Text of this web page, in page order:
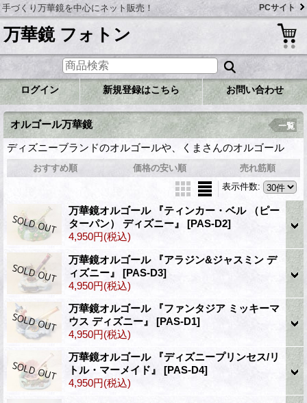
手づくり万華鏡を中心にネット販売！ PCサイト
万華鏡 フォトン
ログイン 新規登録はこちら お問い合わせ
オルゴール万華鏡
ディズニーブランドのオルゴールや、くまさんのオルゴール
一覧
おすすめ順 価格の安い順
売れ筋順
表示件数:
万華鏡オルゴール 『ティンカー・ベル （ピー
ターパン） ディズニー』 [PAS-D2]
4,950円(税込)
万華鏡オルゴール 『アラジン&ジャスミン デ
ィズニー』 [PAS-D3]
4,950円(税込)
万華鏡オルゴール 『ファンタジア ミッキーマ
ウス ディズニー』 [PAS-D1]
4,950円(税込)
万華鏡オルゴール 『ディズニープリンセス/リ
トル・マーメイド』 [PAS-D4]
4,950円(税込)